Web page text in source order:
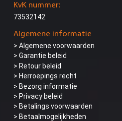
Algemene informatie
> Algemene voorwaarden
> Garantie beleid
> Retour beleid
> Herroepings recht
> Bezorg informatie
> Privacy beleid
> Betalings voorwaarden
> Betaalmogelijkheden
KvK nummer:
73532142